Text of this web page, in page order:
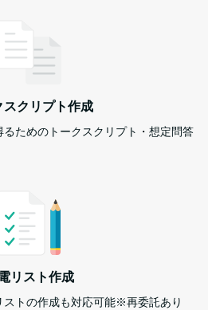
スクリプト作成
ためのトークスクリプト・想定問答
リスト作成
トの作成も対応可能※再委託あり